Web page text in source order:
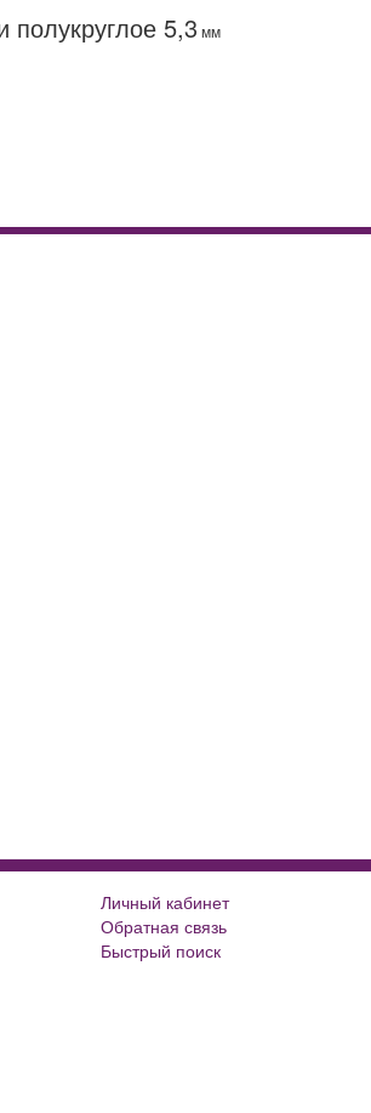
полукруглое 5,3 мм
Личный кабинет
Обратная связь
Быстрый поиск